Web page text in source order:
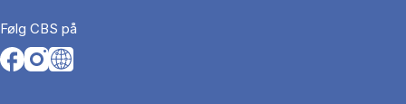
Følg CBS på
Opens in a new tab
Opens in a new tab
Opens in a new tab